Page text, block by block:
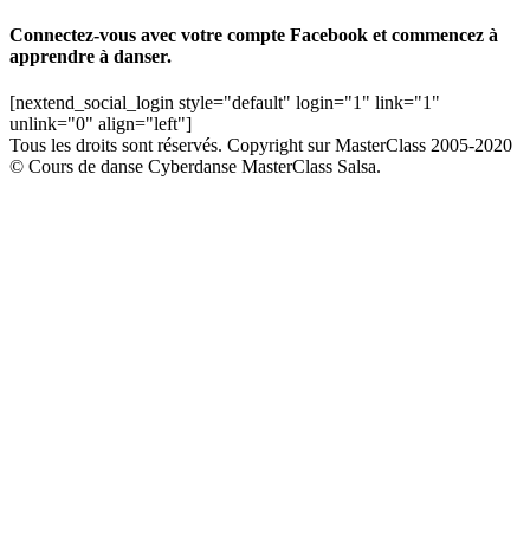
Connectez-vous avec votre compte Facebook et commencez à
apprendre à danser.
[nextend_social_login style="default" login="1" link="1"
unlink="0" align="left"]
Tous les droits sont réservés. Copyright sur MasterClass 2005-2020
© Cours de danse Cyberdanse MasterClass Salsa.